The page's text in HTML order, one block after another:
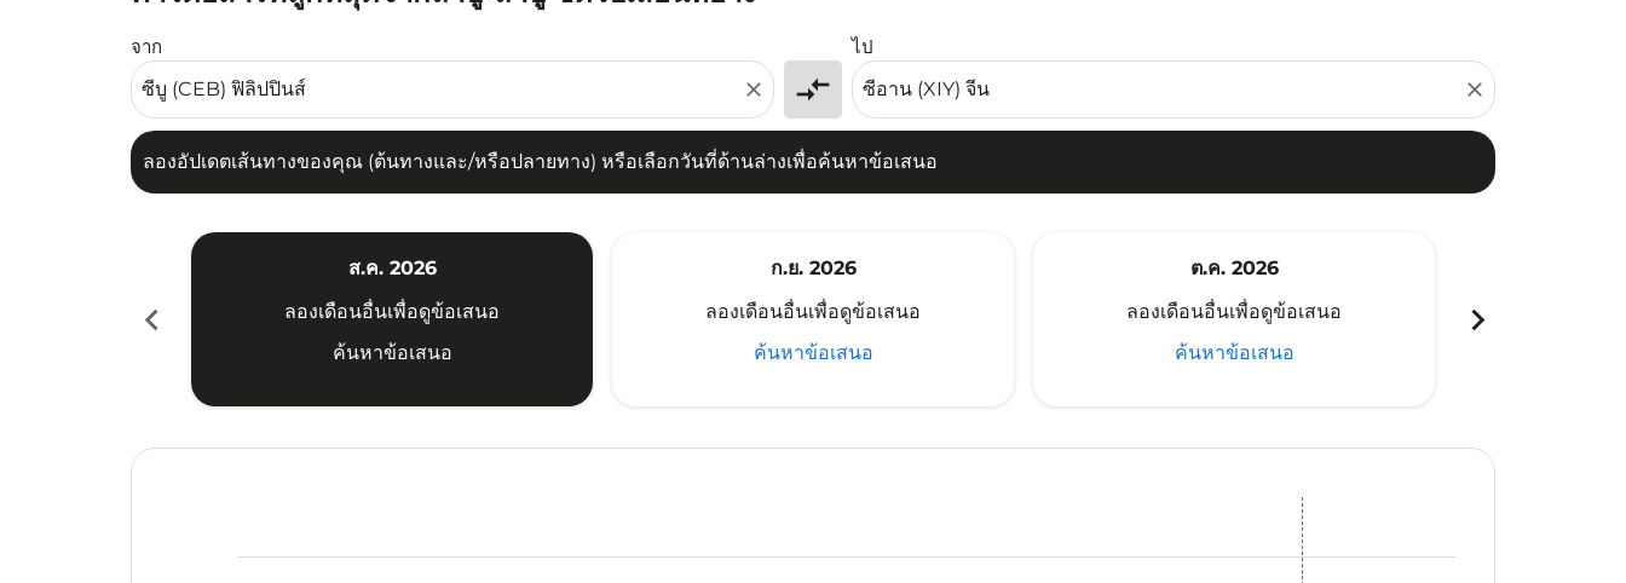
จาก
close compare_arrows
ไป
close
ลองอัปเดตเส้นทางของคุณ (ต้นทางและ/หรือปลายทาง) หรือเลือกวันที่ด้านล่างเพื่อค้นหาข้อเสนอ
chevron_left
ส.ค. 2026
ลองเดือนอื่นเพื่อดูข้อเสนอ
ค้นหาข้อเสนอ
ก.ย. 2026
ลองเดือนอื่นเพื่อดูข้อเสนอ
ค้นหาข้อเสนอ
ต.ค. 2026
ลองเดือนอื่นเพื่อดูข้อเสนอ
ค้นหาข้อเสนอ
chevron_right
CEB–XIY: cmp-view-offers-disclaimer. ค้นหาข้อเสนอ
CEB–XIY: cmp-view-offers-disclaimer. ค้นหาข้อเสนอ
CEB–XIY: cmp-view-offers-disclaimer. ค้นหาข้อเสนอ
CEB–XIY: cmp-view-offers-disclaimer. ค้นหาข้อเสนอ
CEB–XIY: cmp-view-offers-disclaimer. ค้นหาข้อเสนอ
CEB–XIY: cmp-view-offers-disclaimer. ค้นหาข้อเสนอ
CEB–XIY: cmp-view-offers-disclaimer. ค้นหาข้อเสนอ
CEB–XIY: cmp-view-offers-disclaimer. ค้นหาข้อเสนอ
CEB–XIY: cmp-view-offers-disclaimer. ค้นหาข้อเส
CEB–XIY: cmp-view-offers-disclaimer. ค้นหา
CEB–XIY: cmp-view-offers-disclaimer.